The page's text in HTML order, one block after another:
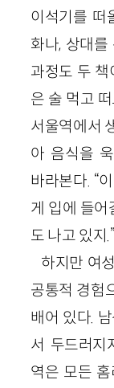
이석기를 떠
화나, 상대
과정도 두 책
은 술 먹고
서울역에서
아 음식을
바라본다. “
게 입에 들어
도 나고 있지
하지만 여
공통적 경험
배어 있다.
서 두드러지
역은 모든